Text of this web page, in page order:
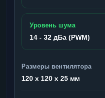
Уровень шума
14 - 32 дБа (PWM)
Размеры вентилятора
120 x 120 x 25 мм